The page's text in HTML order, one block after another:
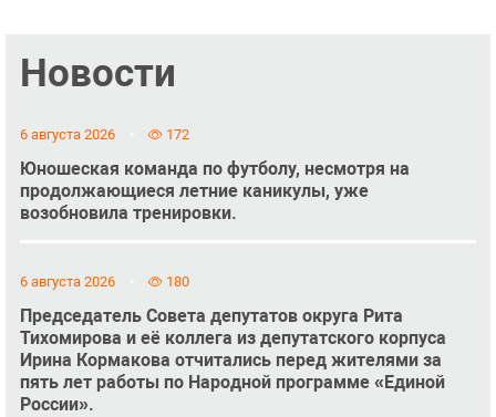
Новости
6 августа 2026 172
Юношеская команда по футболу, несмотря на
продолжающиеся летние каникулы, уже
возобновила тренировки.
6 августа 2026 180
Председатель Совета депутатов округа Рита
Тихомирова и её коллега из депутатского корпуса
Ирина Кормакова отчитались перед жителями за
пять лет работы по Народной программе «Единой
России».